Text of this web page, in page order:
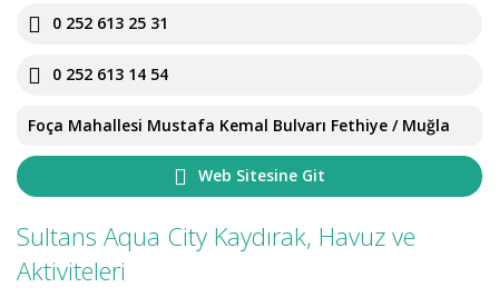
0 252 613 25 31
0 252 613 14 54
Foça Mahallesi Mustafa Kemal Bulvarı Fethiye / Muğla
Web Sitesine Git
Sultans Aqua City Kaydırak, Havuz ve
Aktiviteleri